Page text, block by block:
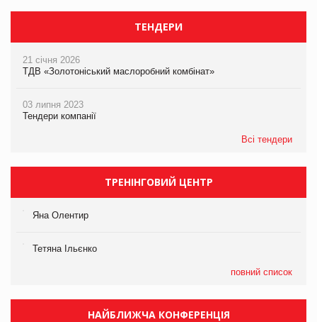
ТЕНДЕРИ
21 січня 2026
ТДВ «Золотоніський маслоробний комбінат»
03 липня 2023
Тендери компанії
Всі тендери
ТРЕНІНГОВИЙ ЦЕНТР
Яна Олентир
Тетяна Ільєнко
повний список
НАЙБЛИЖЧА КОНФЕРЕНЦІЯ